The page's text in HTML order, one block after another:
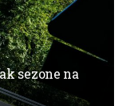
sezone na